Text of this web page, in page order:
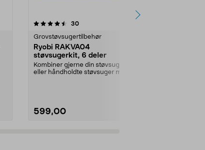
30anmeldelser
Grovstøvsugertilbehør
Ryobi RAKVA04
støvsugerkit, 6 deler
Kombiner gjerne din støvsuger
eller håndholdte støvsuger med
599,00
4.0 av 5 stjerner